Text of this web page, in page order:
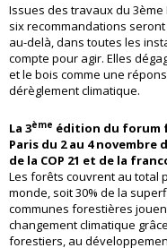
Issues des travaux du
six recommandations
au-delà, dans toutes les
compte pour agir. Elles
et le bois comme une
dérèglement climatique.
La 3ème édition du forum
Paris du 2 au 4
de la COP 21 et de la
Les forêts couvrent au total
monde, soit 30% de la
communes forestières
changement climatique
forestiers, au